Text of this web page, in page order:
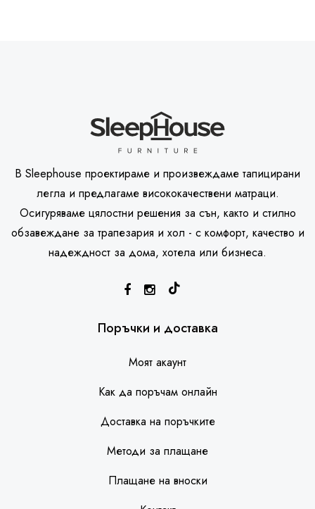
В Sleephouse проектираме и произвеждаме тапицирани
легла и предлагаме висококачествени матраци.
Осигуряваме цялостни решения за сън, както и стилно
обзавеждане за трапезария и хол - с комфорт, качество и
надеждност за дома, хотела или бизнеса.
Поръчки и доставка
Моят акаунт
Как да поръчам онлайн
Доставка на поръчките
Методи за плащане
Плащане на вноски
SleepHouse асистент